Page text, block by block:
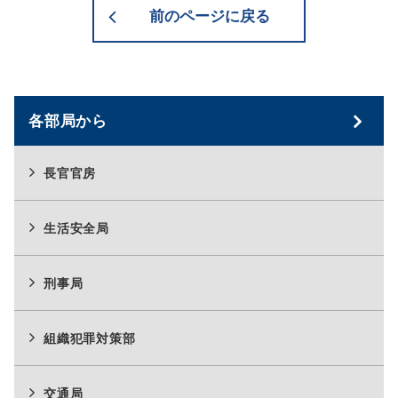
前のページに戻る
各部局から
長官官房
生活安全局
刑事局
組織犯罪対策部
交通局